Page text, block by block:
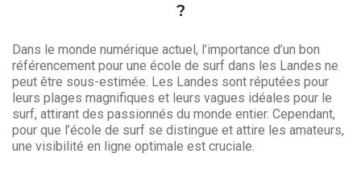
?
Dans le monde numérique actuel, l’importance d’un bon
référencement pour une école de surf dans les Landes ne
peut être sous-estimée. Les Landes sont réputées pour
leurs plages magnifiques et leurs vagues idéales pour le
surf, attirant des passionnés du monde entier. Cependant,
pour que l’école de surf se distingue et attire les amateurs,
une visibilité en ligne optimale est cruciale.